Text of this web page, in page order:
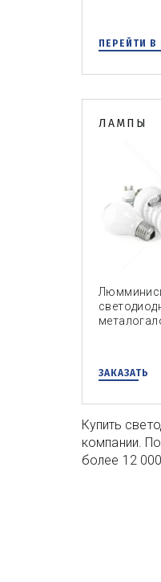
ПЕРЕЙТИ В
ЛАМПЫ
ЗАКАЗАТЬ
Купить
компании.
более 12